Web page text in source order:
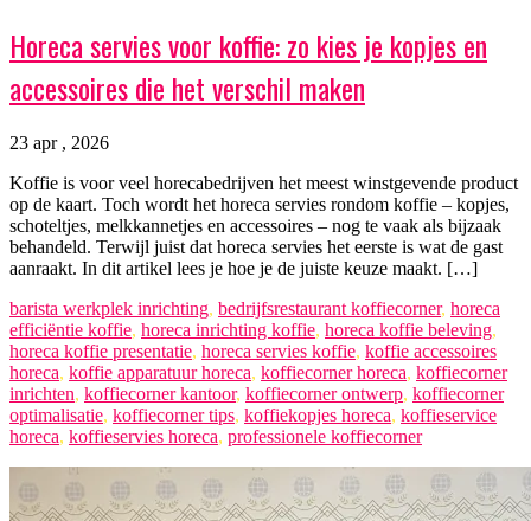
Horeca servies voor koffie: zo kies je kopjes en
accessoires die het verschil maken
23 apr , 2026
Koffie is voor veel horecabedrijven het meest winstgevende product
op de kaart. Toch wordt het horeca servies rondom koffie – kopjes,
schoteltjes, melkkannetjes en accessoires – nog te vaak als bijzaak
behandeld. Terwijl juist dat horeca servies het eerste is wat de gast
aanraakt. In dit artikel lees je hoe je de juiste keuze maakt. […]
barista werkplek inrichting, bedrijfsrestaurant koffiecorner, horeca
efficiëntie koffie, horeca inrichting koffie, horeca koffie beleving,
horeca koffie presentatie, horeca servies koffie, koffie accessoires
horeca, koffie apparatuur horeca, koffiecorner horeca, koffiecorner
inrichten, koffiecorner kantoor, koffiecorner ontwerp, koffiecorner
optimalisatie, koffiecorner tips, koffiekopjes horeca, koffieservice
horeca, koffieservies horeca, professionele koffiecorner